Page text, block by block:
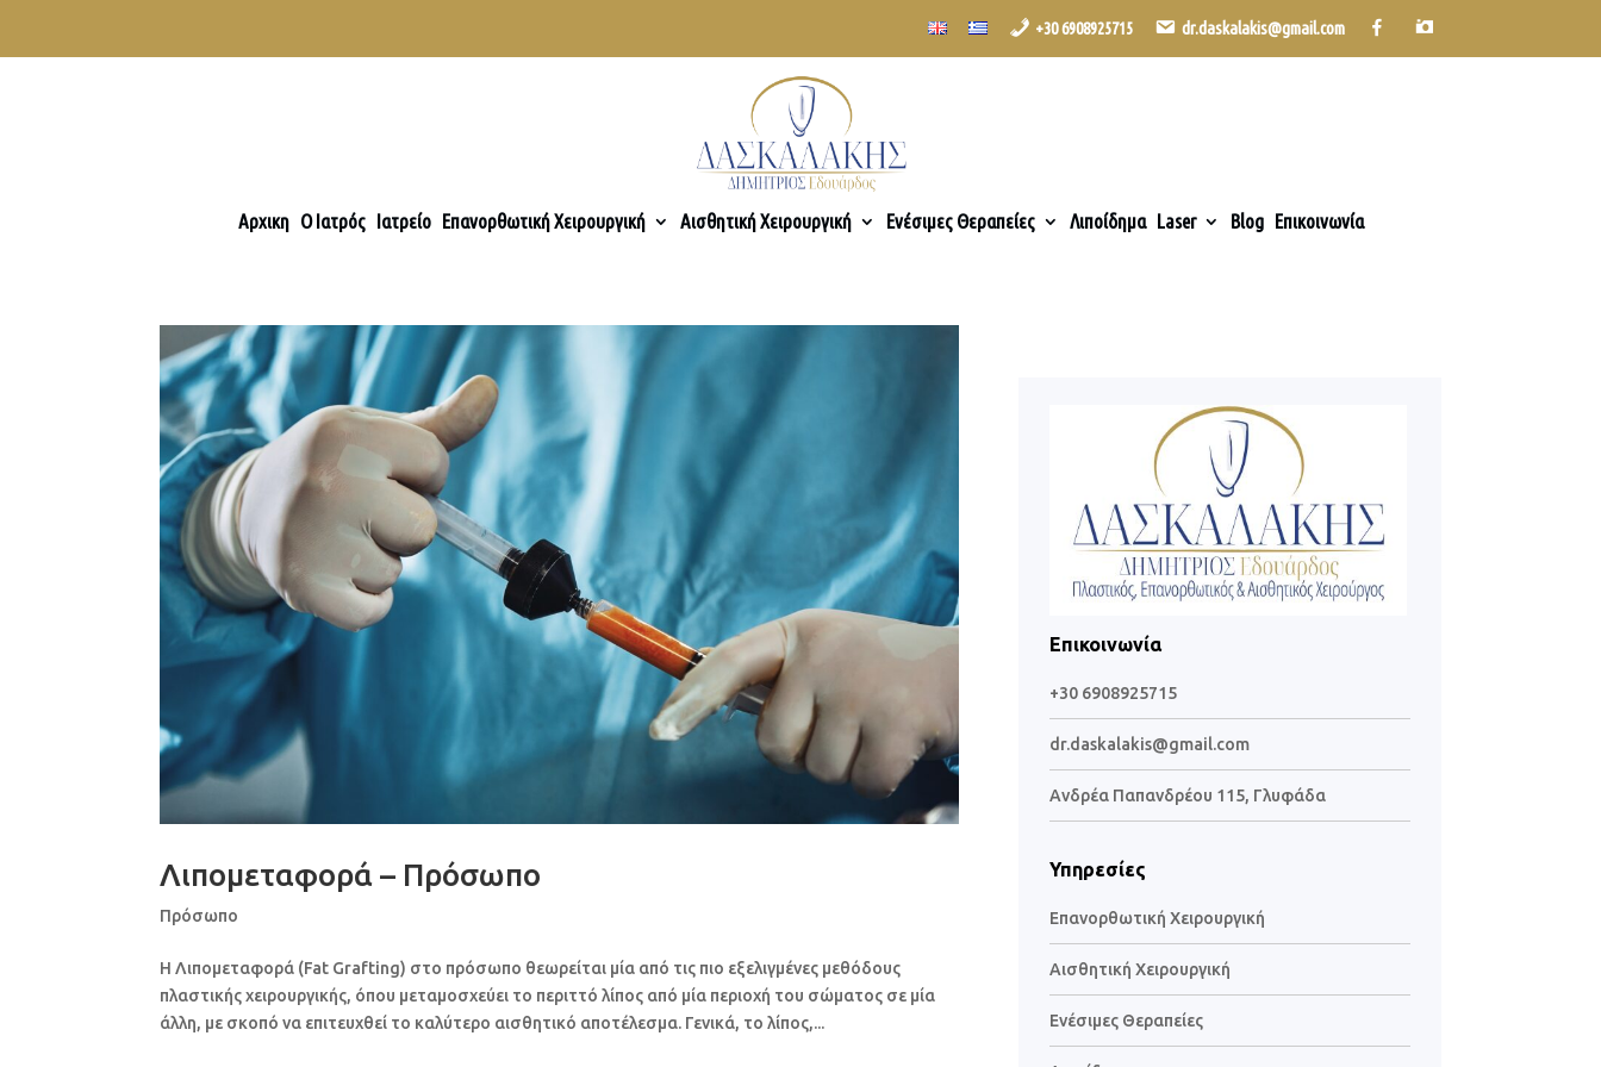
+30 6908925715 dr.daskalakis@gmail.com
Αρχικη Ο Ιατρός Ιατρείο Επανορθωτική Χειρουργική Αισθητική Χειρουργική Ενέσιμες Θεραπείες Λιποίδημα Laser Blog Επικοινωνία
Λιπομεταφορά – Πρόσωπο
Πρόσωπο
Η Λιπομεταφορά (Fat Grafting) στο πρόσωπο θεωρείται μία από τις πιο εξελιγμένες μεθόδους
πλαστικής χειρουργικής, όπου μεταμοσχεύει το περιττό λίπος από μία περιοχή του σώματος σε μία
άλλη, με σκοπό να επιτευχθεί το καλύτερο αισθητικό αποτέλεσμα. Γενικά, το λίπος,...
Επικοινωνία
+30 6908925715
dr.daskalakis@gmail.com
Ανδρέα Παπανδρέου 115, Γλυφάδα
Υπηρεσίες
Επανορθωτική Χειρουργική
Αισθητική Χειρουργική
Ενέσιμες Θεραπείες